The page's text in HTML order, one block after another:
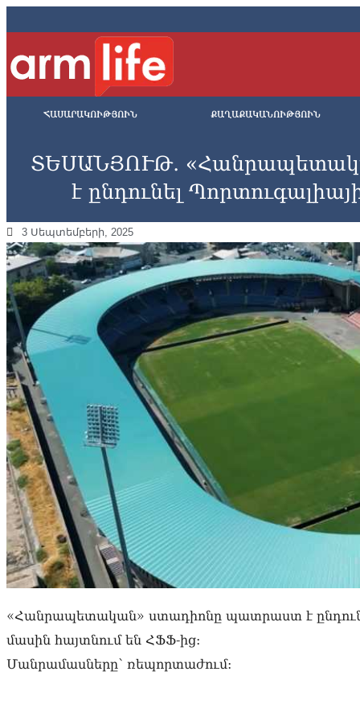
ՀԱՍԱՐԱԿՈՒԹՅՈՒՆ ՔԱՂԱՔԱԿԱՆՈՒԹՅՈՒՆ
ՏԵՍԱՆՅՈՒԹ․
է ընդունել
3 Սեպտեմբերի, 2025
«Հանրապետական» ստադիոնը պատրաստ է
մասին հայտնում են ՀՖՖ-ից:
Մանրամասները՝ ռեպորտաժում: